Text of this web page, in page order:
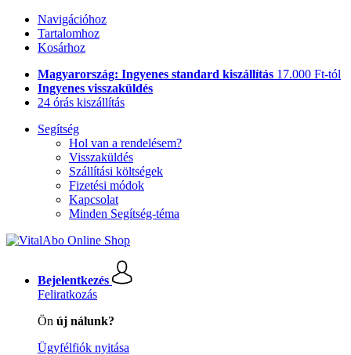
Navigációhoz
Tartalomhoz
Kosárhoz
Magyarország: Ingyenes standard kiszállítás 17.000 Ft-tól
Ingyenes visszaküldés
24 órás kiszállítás
Segítség
Hol van a rendelésem?
Visszaküldés
Szállítási költségek
Fizetési módok
Kapcsolat
Minden Segítség-téma
Bejelentkezés
Feliratkozás
Ön új nálunk?
Ügyfélfiók nyitása